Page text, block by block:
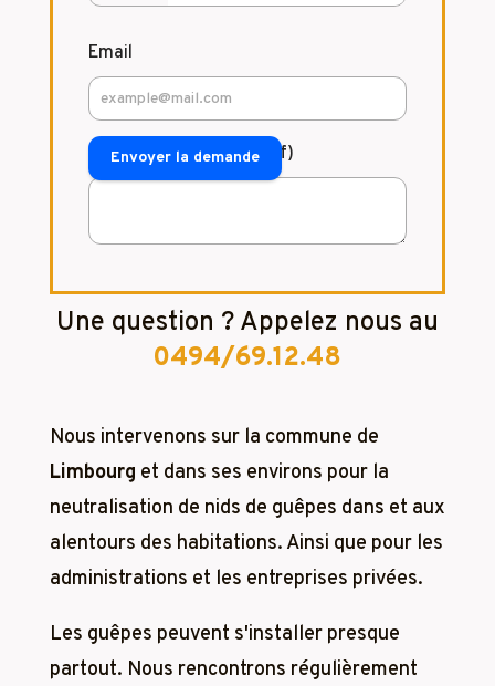
Email
Commentaire (facultatif)
Envoyer la demande
Une question ? Appelez nous au
0494/69.12.48
Nous intervenons sur la commune de
Limbourg et dans ses environs pour la
neutralisation de nids de guêpes dans et aux
alentours des habitations. Ainsi que pour les
administrations et les entreprises privées.
Les guêpes peuvent s'installer presque
partout. Nous rencontrons régulièrement